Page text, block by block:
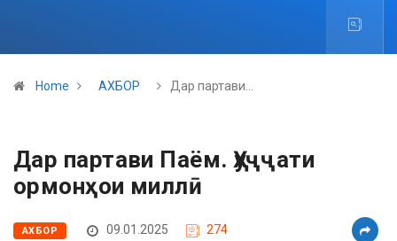
Home АХБОР Дар партави…
Дар партави Паём. Ҳуҷҷати
ормонҳои миллӣ
АХБОР 09.01.2025 274